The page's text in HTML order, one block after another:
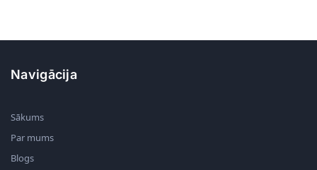
Navigācija
Sākums
Par mums
Blogs